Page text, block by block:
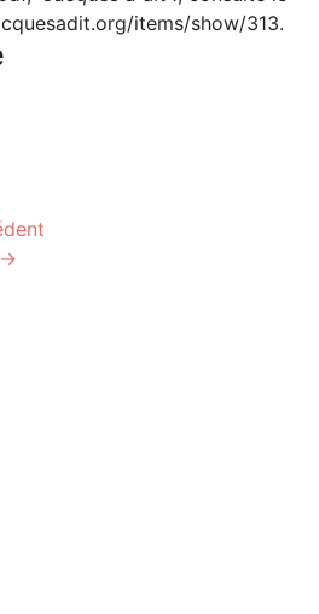
items/show/313.
→